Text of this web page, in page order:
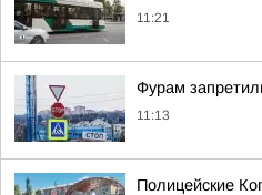
11:21
Фурам
11:13
Полицейские